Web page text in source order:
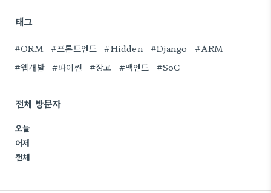
태그
#ORM #프론트엔드 #Hidden #Django
#ARM
#웹개발
#파이썬 #장고 #백엔드 #SoC
전체 방문자
오늘
어제
전체